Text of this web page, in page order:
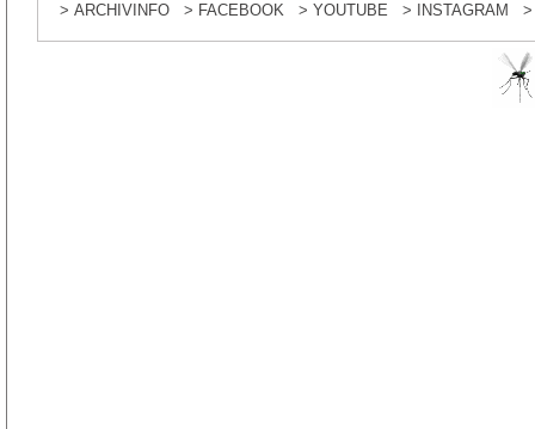
> ARCHIVINFO > FACEBOOK > YOUTUBE > INSTAGRAM >